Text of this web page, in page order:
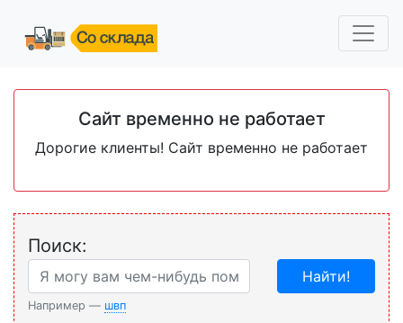
Сайт временно не работает
Дорогие клиенты! Сайт временно не работает
Поиск:
Например — швп
Найти!